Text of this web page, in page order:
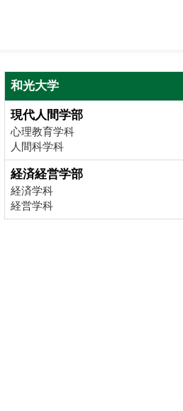
和光大学
現代人間学部
心理教育学科
人間科学科
経済経営学部
経済学科
経営学科